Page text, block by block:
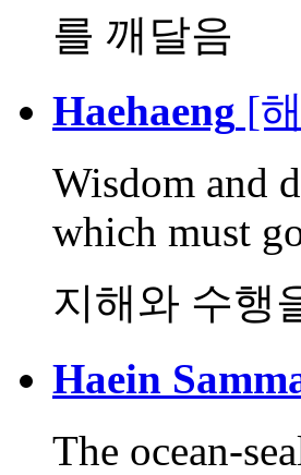
를 깨달음
Haehaeng [
Wisdom and
which must
지해와 수행
Haein
The ocean-